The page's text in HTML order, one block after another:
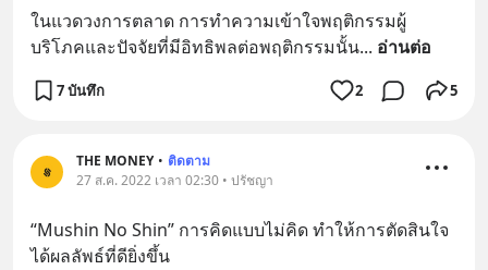
ในแวดวงการตลาด การทำความเข้าใจพฤติกรรมผู้
บริโภคและปัจจัยที่มีอิทธิพลต่อพฤติกรรมนั้น... อ่านต่อ
7 บันทึก 2 5
THE MONEY • ติดตาม
27 ส.ค. 2022 เวลา 02:30 • ปรัชญา
“Mushin No Shin” การคิดแบบไม่คิด ทำให้การตัดสินใจ
ได้ผลลัพธ์ที่ดียิ่งขึ้น